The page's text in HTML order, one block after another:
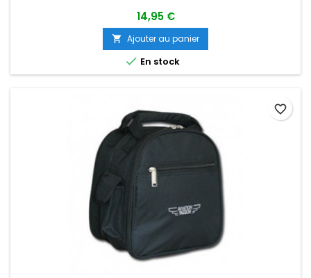
14,95 €
 Ajouter au panier
 En stock
favorite_border